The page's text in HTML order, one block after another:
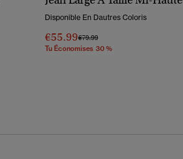
Disponible En Dautres Coloris
€55.99Prix Réduit De
€79.99À
Tu Économises 30 %